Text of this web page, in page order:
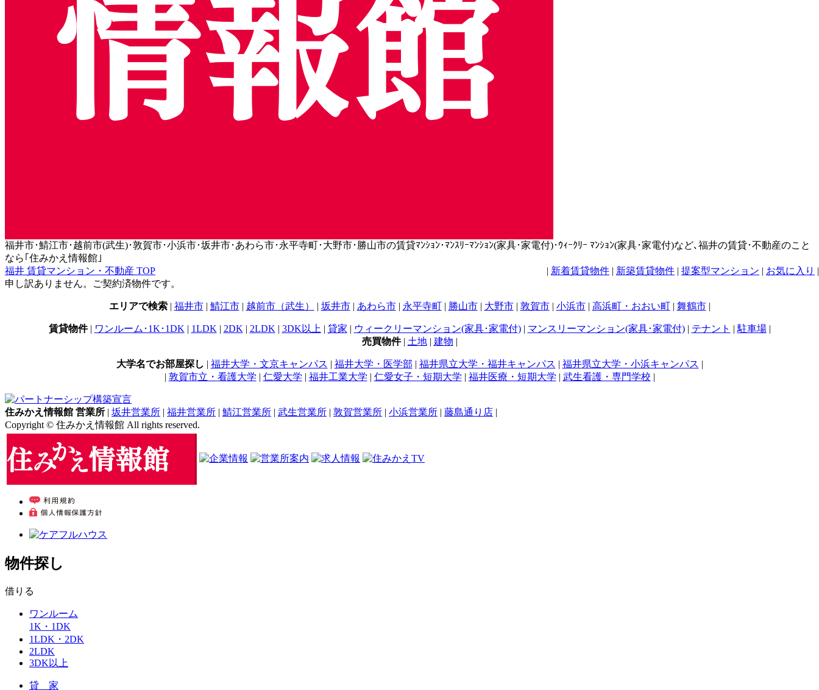
福井市･鯖江市･越前市(武生)･敦賀市･小浜市･坂井市･あわら市･永平寺町･大野市･勝山市の賃貸ﾏﾝｼｮﾝ･ﾏﾝｽﾘｰﾏﾝｼｮﾝ(家具･家電付)･ｳｨｰｸﾘｰ ﾏﾝｼｮﾝ(家具･家電付)など､福井の賃貸･不動産のこと
なら｢住みかえ情報館｣
| 新着賃貸物件 | 新築賃貸物件 | 提案型マンション | お気に入り |
福井 賃貸マンション・不動産 TOP
申し訳ありません。ご契約済物件です。
エリアで検索| 福井市| 鯖江市| 越前市（武生） | 坂井市| あわら市| 永平寺町| 勝山市| 大野市| 敦賀市| 小浜市| 高浜町・おおい町| 舞鶴市|
賃貸物件| ワンルーム･1K･1DK | 1LDK | 2DK | 2LDK | 3DK以上 | 貸家 | ウィークリーマンション(家具･家電付)| マンスリーマンション(家具･家電付)| テナント | 駐車場|
売買物件| 土地| 建物 |
大学名でお部屋探し | 福井大学・文京キャンパス | 福井大学・医学部 | 福井県立大学・福井キャンパス | 福井県立大学・小浜キャンパス |
| 敦賀市立・看護大学 | 仁愛大学 | 福井工業大学 | 仁愛女子・短期大学 | 福井医療・短期大学 | 武生看護・専門学校 |
住みかえ情報館 営業所 | 坂井営業所 | 福井営業所 | 鯖江営業所 | 武生営業所 | 敦賀営業所 | 小浜営業所 | 藤島通り店 |
Copyright © 住みかえ情報館 All rights reserved.
物件探し
借りる
ワンルーム
1K・1DK
1LDK・2DK
2LDK
3DK以上
貸 家